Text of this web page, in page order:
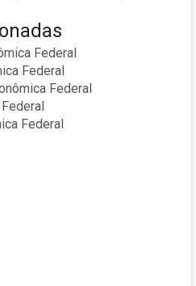
Federal
Federal
Federal
Federal